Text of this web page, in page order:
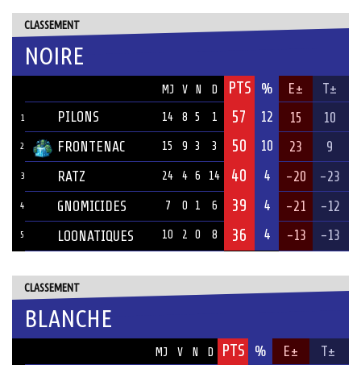
CLASSEMENT
NOIRE
MJ V N D PTS % E± T±
1 PILONS 14 8 5 1 57 12 15 10
2 FRONTENAC 15 9 3 3 50 10 23 9
3 RATZ 24 4 6 14 40 4 -20 -23
4 GNOMICIDES 7 0 1 6 39 4 -21 -12
5 LOONATIQUES 10 2 0 8 36 4 -13 -13
CLASSEMENT
BLANCHE
MJ V N D PTS % E± T±